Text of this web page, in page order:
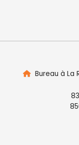
Bureau à La